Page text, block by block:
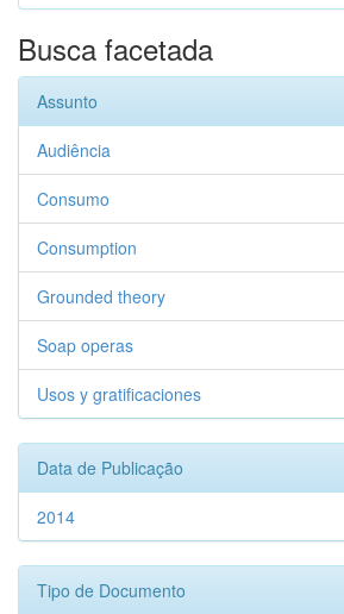
Busca facetada
Assunto
Audiência
Consumo
Consumption
Grounded theory
Soap operas
Usos y gratificaciones
Data de Publicação
2014
Tipo de Documento